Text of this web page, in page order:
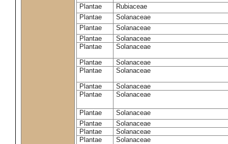
Plantae
Rubiaceae
Plantae
Solanaceae
Plantae
Solanaceae
Plantae
Solanaceae
Plantae
Solanaceae
Plantae
Solanaceae
Plantae
Solanaceae
Plantae
Solanaceae
Plantae
Solanaceae
Plantae
Solanaceae
Plantae
Solanaceae
Plantae
Solanaceae
Plantae
Solanaceae